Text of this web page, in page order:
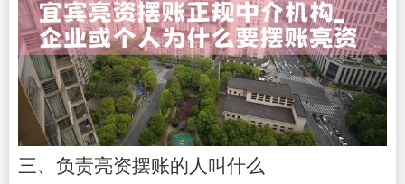
三、负责亮资摆账的人叫什么